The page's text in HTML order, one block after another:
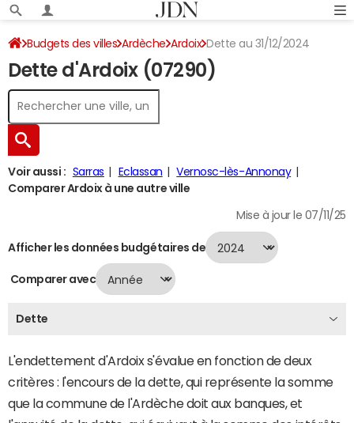
Budgets des villes Ardèche Ardoix Dette au 31/12/2024
Dette d'Ardoix (07290)
Voir aussi : Sarras Eclassan
Vernosc-lès-Annonay
Comparer Ardoix à une autre ville
Mise à jour le 07/11/25
Afficher les données budgétaires de
Comparer avec
Dette
L'endettement d'Ardoix s'évalue en fonction de deux
critères : l'encours de la dette, qui représente la somme
que la commune de l'Ardèche doit aux banques, et